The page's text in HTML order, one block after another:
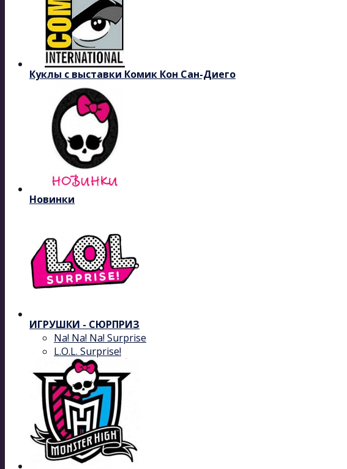
Куклы с выставки Комик Кон Сан-Диего
Новинки
ИГРУШКИ - СЮРПРИЗ
Na! Na! Na! Surprise
L.O.L. Surprise!